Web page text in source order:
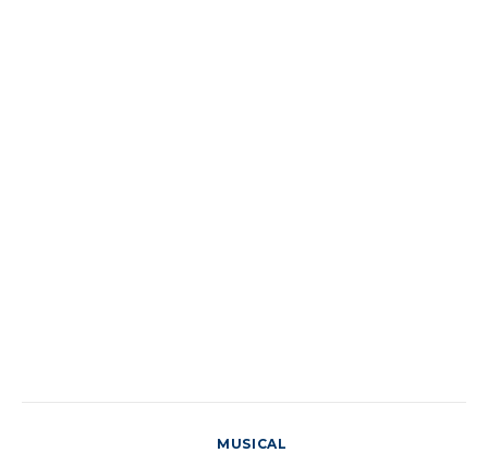
MUSICAL